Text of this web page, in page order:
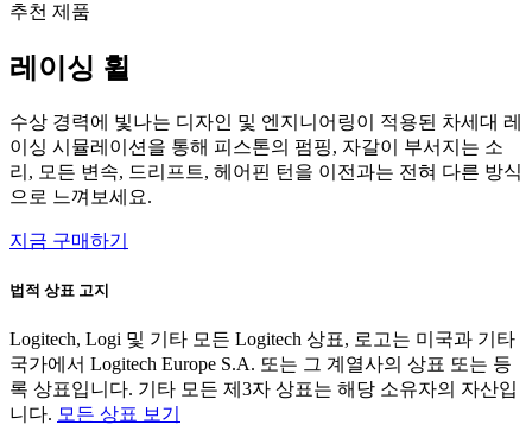
추천 제품
레이싱 휠
수상 경력에 빛나는 디자인 및 엔지니어링이 적용된 차세대 레
이싱 시뮬레이션을 통해 피스톤의 펌핑, 자갈이 부서지는 소
리, 모든 변속, 드리프트, 헤어핀 턴을 이전과는 전혀 다른 방식
으로 느껴보세요.
지금 구매하기
법적 상표 고지
Logitech, Logi 및 기타 모든 Logitech 상표, 로고는 미국과 기타
국가에서 Logitech Europe S.A. 또는 그 계열사의 상표 또는 등
록 상표입니다. 기타 모든 제3자 상표는 해당 소유자의 자산입
니다. 모든 상표 보기